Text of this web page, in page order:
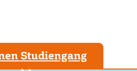
Studiengang